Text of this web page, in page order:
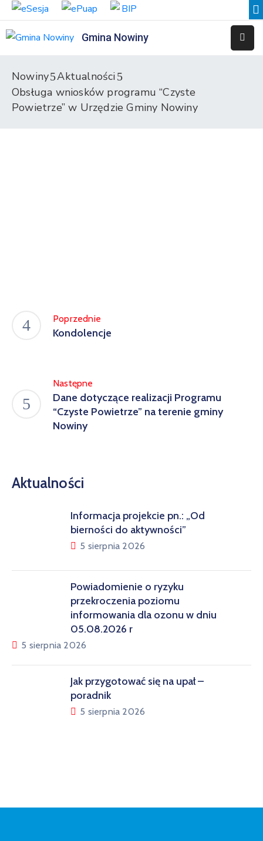
Gmina Nowiny
Przedszkole
Samorządowe
Placówek
Oświatowych
Nowiny
Aktualności
Obsługa wniosków programu “Czyste
Powietrze” w Urzędzie Gminy Nowiny
Poprzednie
Kondolencje
Następne
Dane dotyczące realizacji Programu
“Czyste Powietrze” na terenie gminy
Nowiny
Aktualności
Informacja projekcie pn.: „Od
bierności do aktywności”
5 sierpnia 2026
Powiadomienie o ryzyku
przekroczenia poziomu
informowania dla ozonu w dniu
05.08.2026 r
5 sierpnia 2026
Jak przygotować się na upał –
poradnik
5 sierpnia 2026